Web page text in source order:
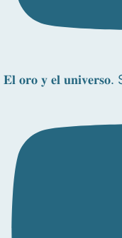
𝐄𝐥 𝐨𝐫𝐨 𝐲 𝐞𝐥